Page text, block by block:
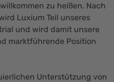
zu heißen. Nach
Luxium Teil unseres
und wird damit unsere
marktführende Position
Unterstützung von